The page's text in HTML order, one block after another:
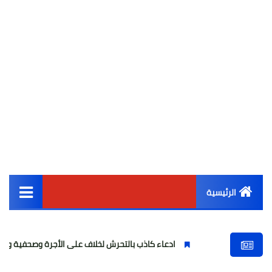
الرئيسية
أخبار مصر
ادعاء كاذب بالتحرش لخلاف على الأجرة وصحفية وهمية